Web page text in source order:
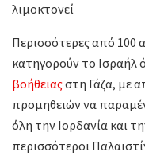
λιμοκτονεί
Περισσότερες από 100
κατηγορούν το Ισραήλ
βοήθειαςστη Γάζα, με
προμηθειών να
όλη την Ιορδανία και
περισσότεροι